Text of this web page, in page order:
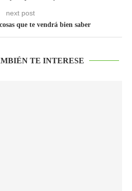
next post
que te vendrá bien saber
TE INTERESE